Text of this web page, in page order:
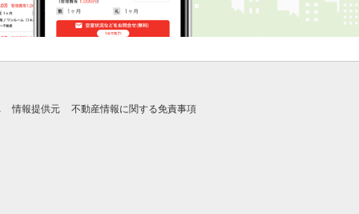
情報提供元 不動産情報に関する免責事項